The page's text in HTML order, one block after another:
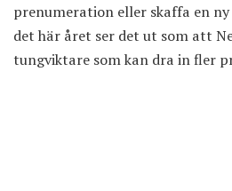
prenumeration eller skaffa en
det här året ser det ut som att
tungviktare som kan dra in fler